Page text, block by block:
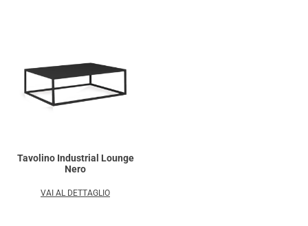
Tavolino Industrial Lounge
Nero
VAI AL DETTAGLIO